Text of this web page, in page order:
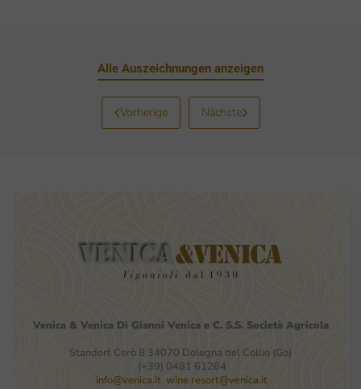
Alle Auszeichnungen anzeigen
Vorherige Nächste
Venica & Venica Di Gianni Venica e C. S.S. Società Agricola
Standort Cerò 8 34070 Dolegna del Collio (Go)
(+39) 0481 61264
info@venica.it wine.resort@venica.it